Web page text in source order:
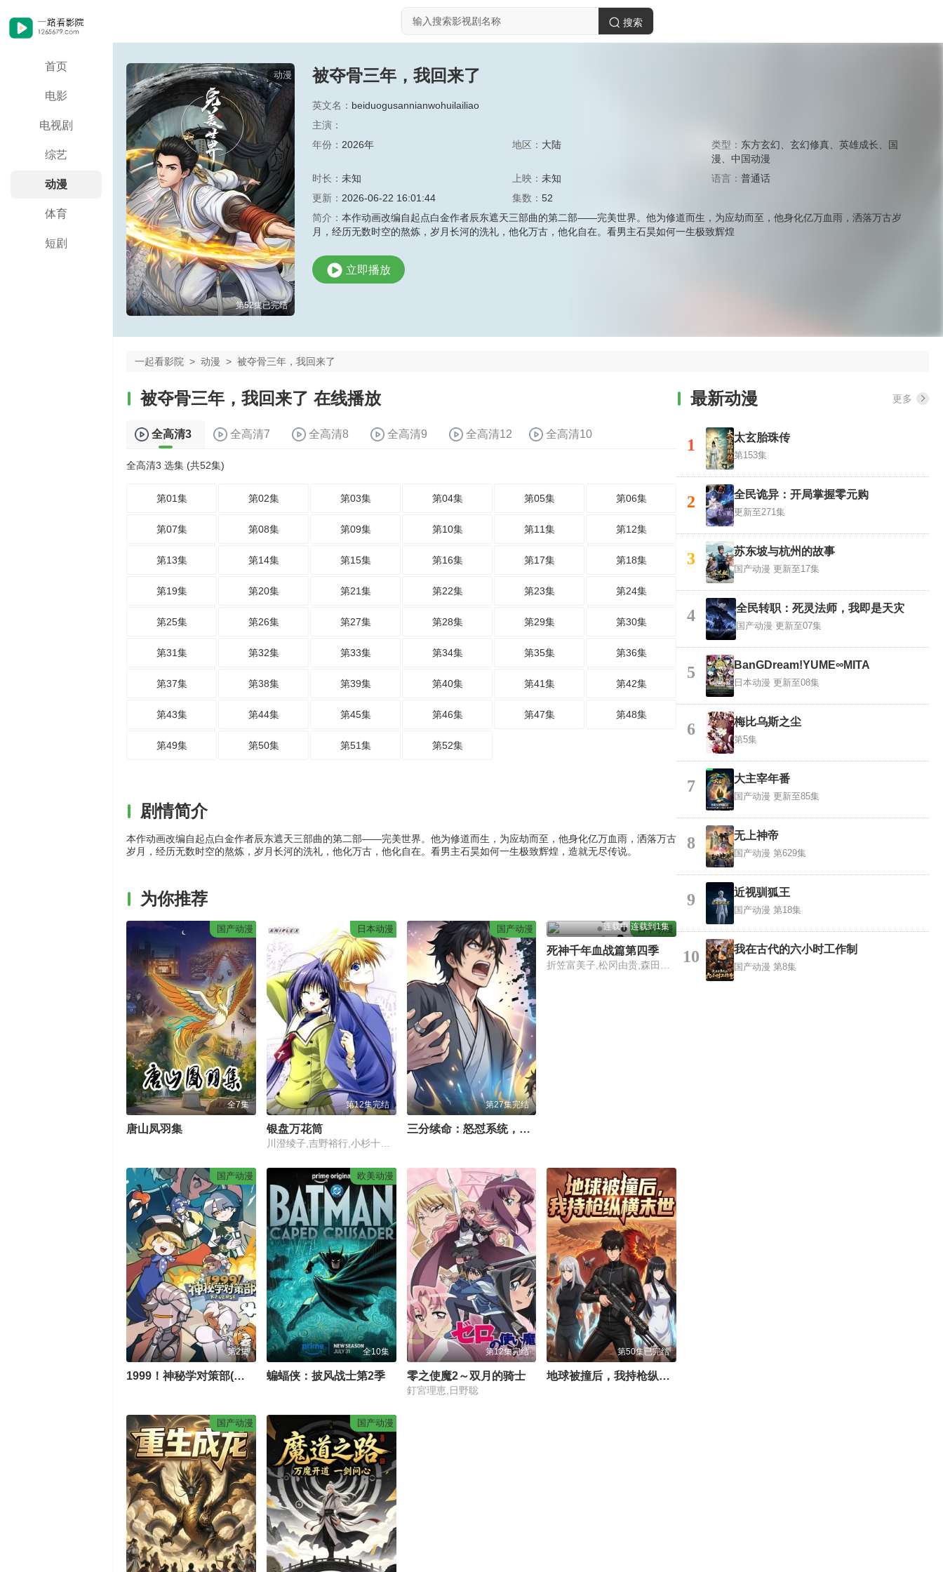
首页
电影
电视剧
综艺
动漫
体育
短剧
搜索
动漫
第52集已完结
被夺骨三年，我回来了
英文名： beiduogusannianwohuilailiao
主演：
年份： 2026年 地区： 大陆 类型： 东方玄幻 、玄幻修真 、英雄成长
国
漫 、中国动漫
时长： 未知 上映： 未知 语言：普通话
更新： 2026-06-22 16:01:44 集数： 52
简介： 本作动画改编自起点白金作者辰东遮天三部曲的第二部——完美世界。他为修道而生，为应劫而至，他身化亿万血雨，洒落万古岁
月，经历无数时空的熬炼，岁月长河的洗礼，他化万古，他化自在。看男主石昊如何一生极致辉煌
立即播放
一起看影院 > 动漫 > 被夺骨三年，我回来了
被夺骨三年，我回来了 在线播放
全高清3 全高清7 全高清8 全高清9 全高清12 全高清10
全高清3 选集 (共52集)
第01集 第02集 第03集 第04集 第05集 第06集
第07集 第08集 第09集 第10集 第11集 第12集
第13集 第14集 第15集 第16集 第17集 第18集
第19集 第20集 第21集 第22集 第23集 第24集
第25集 第26集 第27集 第28集 第29集 第30集
第31集 第32集 第33集 第34集 第35集 第36集
第37集 第38集 第39集 第40集 第41集 第42集
第43集 第44集 第45集 第46集 第47集 第48集
第49集 第50集 第51集 第52集
剧情简介
本作动画改编自起点白金作者辰东遮天三部曲的第二部——完美世界。他为修道而生，为应劫而至，他身化亿万血雨，洒落万古
岁月，经历无数时空的熬炼，岁月长河的洗礼，他化万古，他化自在。看男主石昊如何一生极致辉煌，造就无尽传说。
为你推荐
国产动漫
全7集
唐山凤羽集
日本动漫
第12集完结
银盘万花筒
川澄绫子,吉野裕行,小杉十郎太,铃木弘子,斋藤千和,能登麻美子,井上麻里奈,千叶一伸,冈本麻弥,村井每早
国产动漫
第27集完结
三分续命：怒怼系统，遇强则强
日本动漫
连载中 连载到1集
死神千年血战篇第四季
国产动漫
第2集
1999！神秘学对策部(中配版)
欧美动漫
全10集
蝙蝠侠：披风战士第2季
第12集完结
零之使魔2～双月的骑士
釘宮理恵,日野聡
第50集已完结
地球被撞后，我持枪纵横末世！
国产动漫 国产动漫
最新动漫 更多
1 太玄胎珠传
第153集
2 全民诡异：开局掌握零元购
更新至271集
3 苏东坡与杭州的故事
国产动漫 更新至17集
4 全民转职：死灵法师，我即是天灾
国产动漫 更新至07集
5 BanGDream!YUME∞MITA
日本动漫 更新至08集
6 梅比乌斯之尘
第5集
7 大主宰年番
国产动漫 更新至85集
8 无上神帝
国产动漫 第629集
9 近视驯狐王
国产动漫 第18集
10 我在古代的六小时工作制
国产动漫 第8集